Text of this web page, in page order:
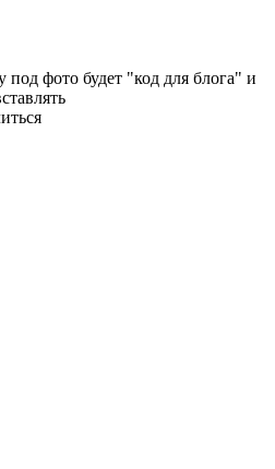
под фото будет "код для блога" и